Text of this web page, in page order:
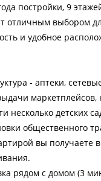
постройки, 9
отличным выбором
и удобное
- аптеки,
несколько детских
общественного
вы получаете
рядом с домом (3